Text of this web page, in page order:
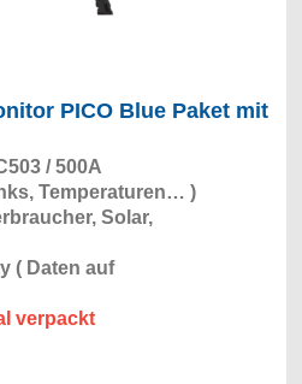
PICO Blue Paket mit
/ 500A
Temperaturen… )
Solar,
( Daten auf
verpackt